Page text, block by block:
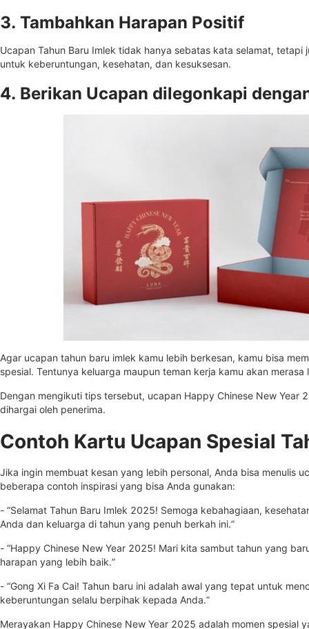
3. Tambahkan Harapan Positif
Ucapan Tahun Baru Imlek tidak hanya sebatas kata selamat,
untuk keberuntungan, kesehatan, dan kesuksesan.
4. Berikan Ucapan dilegonkapi
Agar ucapan tahun baru imlek kamu lebih berkesan, kamu bisa
spesial. Tentunya keluarga maupun teman kerja kamu akan
Dengan mengikuti tips tersebut, ucapan Happy Chinese New Year
dihargai oleh penerima.
Contoh Kartu Ucapan Spesial
Jika ingin membuat kesan yang lebih personal, Anda bisa menulis
beberapa contoh inspirasi yang bisa Anda gunakan:
- “Selamat Tahun Baru Imlek 2025! Semoga kebahagiaan,
Anda dan keluarga di tahun yang penuh berkah ini.”
- “Happy Chinese New Year 2025! Mari kita sambut tahun yang
harapan yang lebih baik.”
- “Gong Xi Fa Cai! Tahun baru ini adalah awal yang tepat untuk
keberuntungan selalu berpihak kepada Anda.”
Merayakan Happy Chinese New Year 2025 adalah momen spesial